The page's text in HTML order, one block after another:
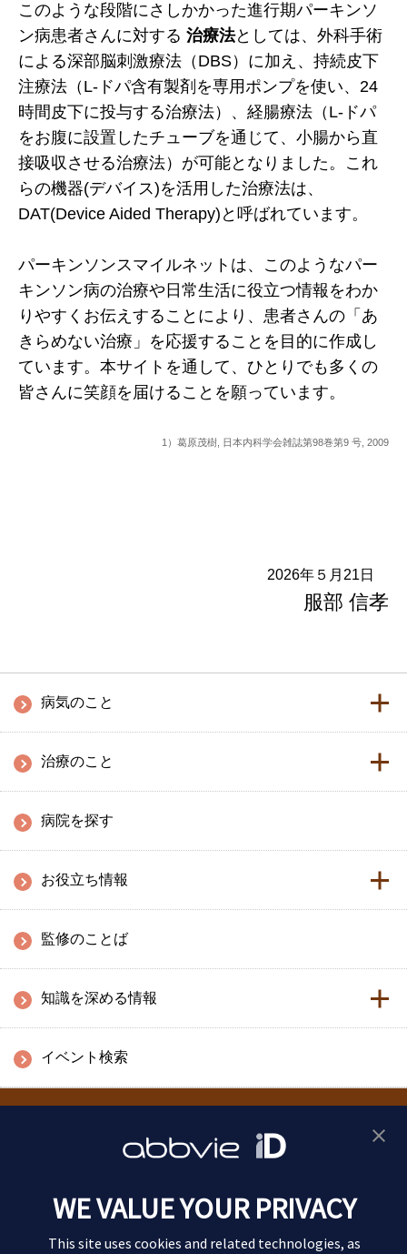
このような段階にさしかかった進行期パーキンソ
ン病患者さんに対する 治療法としては、外科手術
による深部脳刺激療法（DBS）に加え、持続皮下
注療法（L-ドパ含有製剤を専用ポンプを使い、24
時間皮下に投与する治療法）、経腸療法（L-ドパ
をお腹に設置したチューブを通じて、小腸から直
接吸収させる治療法）が可能となりました。これ
らの機器(デバイス)を活用した治療法は、
DAT(Device Aided Therapy)と呼ばれています。
パーキンソンスマイルネットは、このようなパー
キンソン病の治療や日常生活に役立つ情報をわか
りやすくお伝えすることにより、患者さんの「あ
きらめない治療」を応援することを目的に作成し
ています。本サイトを通して、ひとりでも多くの
皆さんに笑顔を届けることを願っています。
1）葛原茂樹, 日本内科学会雑誌第98巻第9 号, 2009
2026年５月21日
服部 信孝
病気のこと
治療のこと
病院を探す
お役立ち情報
監修のことば
知識を深める情報
イベント検索
プライバシーポリシー
WE VALUE YOUR PRIVACY
This site uses cookies and related technologies, as